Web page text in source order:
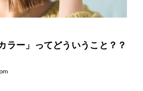
ラー」ってどういうこと？？